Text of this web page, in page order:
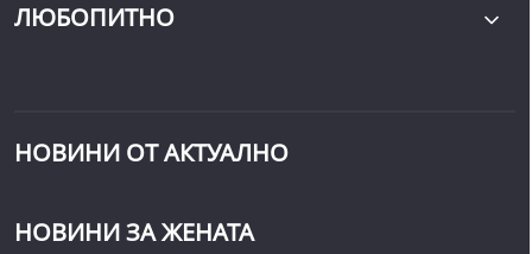
ЛЮБОПИТНО
НОВИНИ ОТ АКТУАЛНО
НОВИНИ ЗА ЖЕНАТА